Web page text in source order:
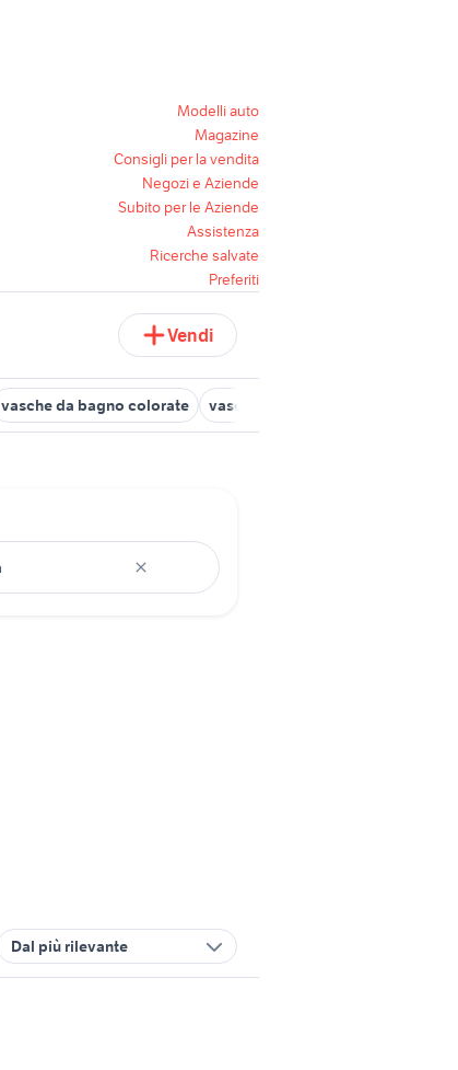
Modelli auto
Magazine
Consigli per la vendita
Negozi e Aziende
Subito per le Aziende
Assistenza
Ricerche salvate
Preferiti
Vendi
vasche da bagno colorate vasca idromassaggio teuco
Dal più rilevante